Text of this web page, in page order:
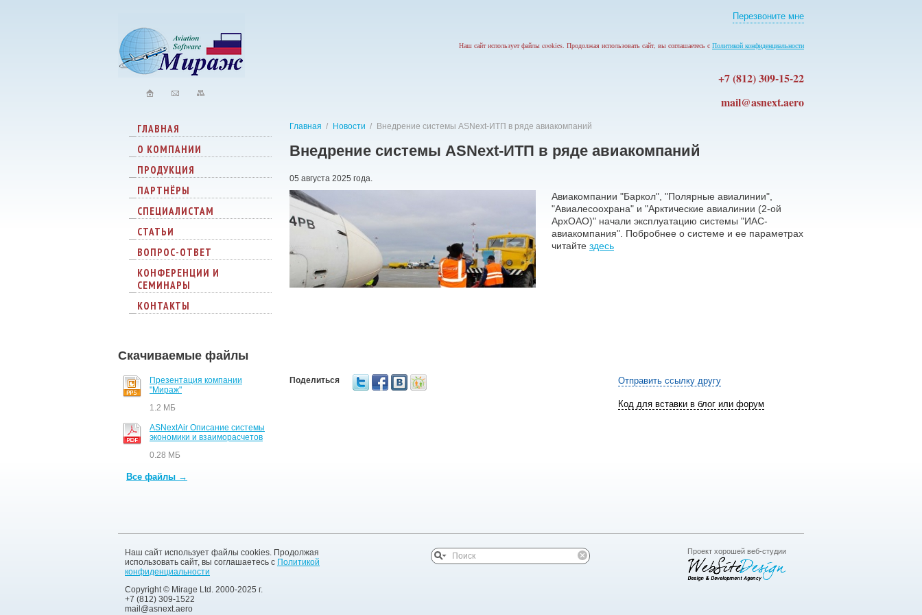
Перезвоните мне
Наш сайт использует файлы cookies. Продолжая использовать сайт, вы соглашаетесь с Политикой конфиденциальности
+7 (812) 309-15-22
mail@asnext.aero
Главная / Новости / Внедрение системы ASNext-ИТП в ряде авиакомпаний
Внедрение системы ASNext-ИТП в ряде авиакомпаний
05 августа 2025 года.
Авиакомпании "Баркол", "Полярные авиалинии",
"Авиалесоохрана" и "Арктические авиалинии (2-ой
АрхОАО)" начали эксплуатацию системы "ИАС-
авиакомпания". Побробнее о системе и ее параметрах
читайте здесь
Отправить ссылку другу
Код для вставки в блог или форум
Поделиться
ГЛАВНАЯ
О КОМПАНИИ
ПРОДУКЦИЯ
ПАРТНЁРЫ
СПЕЦИАЛИСТАМ
СТАТЬИ
ВОПРОС-ОТВЕТ
КОНФЕРЕНЦИИ И
СЕМИНАРЫ
КОНТАКТЫ
Скачиваемые файлы
Презентация компании
"Мираж"
1.2 МБ
ASNextAir Описание системы
экономики и взаиморасчетов
0.28 МБ
Все файлы →
Наш сайт использует файлы cookies. Продолжая
использовать сайт, вы соглашаетесь с Политикой
конфиденциальности
Copyright © Mirage Ltd. 2000-2025 г.
+7 (812) 309-1522
mail@asnext.aero
Проект хорошей веб-студии